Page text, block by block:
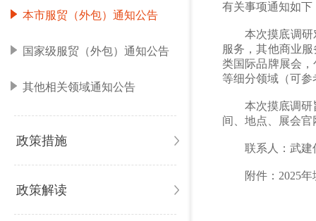
本市服贸（外包）通知公告
国家级服贸（外包）通知公告
其他相关领域通知公告
政策措施
政策解读
有关事项通知如下
本次摸底调
服务，其他商业
类国际品牌展会
等细分领域（可
本次摸底调研
间、地点、展会官
联系人：武建
附件：2025